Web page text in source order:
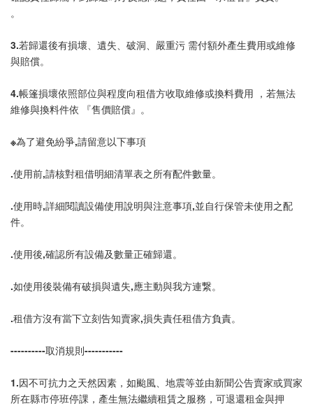
。
3.若歸還後有損壞、遺失、破洞、嚴重污 需付額外產生費用或維修
與賠償。
4.帳篷損壞依照部位與程度向租借方收取維修或換料費用 ，若無法
維修與換料件依 『售價賠償』。
※為了避免紛爭,請留意以下事項
.使用前,請核對租借明細清單表之所有配件數量。
.使用時,詳細閱讀設備使用說明與注意事項,並自行保管未使用之配
件。
.使用後,確認所有設備及數量正確歸還。
.如使用後裝備有破損與遺失,應主動與我方連繋。
.租借方沒有當下立刻告知賣家,損失責任租借方負責。
----------取消規則-----------
1.因不可抗力之天然因素，如颱風、地震等並由新聞公告賣家或買家
所在縣市停班停課，產生無法繼續租賃之服務，可退還租金與押